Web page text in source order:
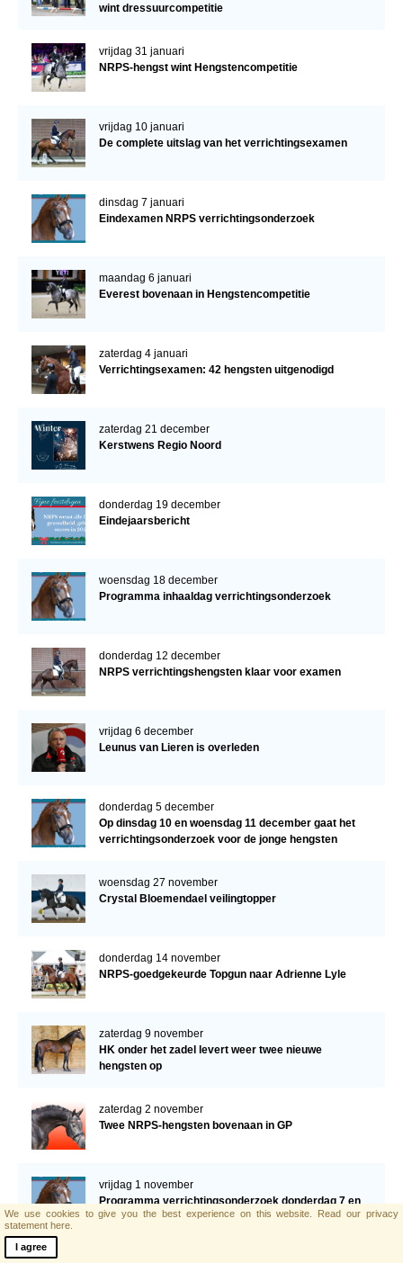
wint dressuurcompetitie
vrijdag 31 januari
NRPS-hengst wint Hengstencompetitie
vrijdag 10 januari
De complete uitslag van het verrichtingsexamen
dinsdag 7 januari
Eindexamen NRPS verrichtingsonderzoek
maandag 6 januari
Everest bovenaan in Hengstencompetitie
zaterdag 4 januari
Verrichtingsexamen: 42 hengsten uitgenodigd
zaterdag 21 december
Kerstwens Regio Noord
donderdag 19 december
Eindejaarsbericht
woensdag 18 december
Programma inhaaldag verrichtingsonderzoek
donderdag 12 december
NRPS verrichtingshengsten klaar voor examen
vrijdag 6 december
Leunus van Lieren is overleden
donderdag 5 december
Op dinsdag 10 en woensdag 11 december gaat het
verrichtingsonderzoek voor de jonge hengsten
woensdag 27 november
Crystal Bloemendael veilingtopper
donderdag 14 november
NRPS-goedgekeurde Topgun naar Adrienne Lyle
zaterdag 9 november
HK onder het zadel levert weer twee nieuwe
hengsten op
zaterdag 2 november
Twee NRPS-hengsten bovenaan in GP
vrijdag 1 november
Programma verrichtingsonderzoek donderdag 7 en
vrijdag 8 november a.s.
We use cookies to give you the best experience on this website. Read our privacy
statement here.
I agree